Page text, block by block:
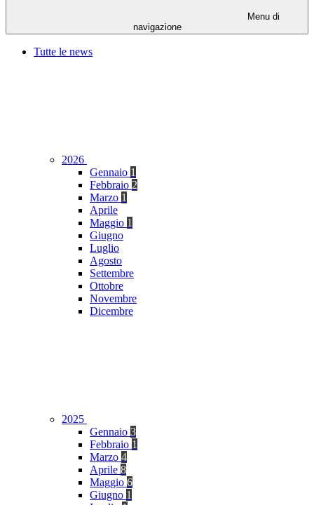
Menu di
navigazione
Tutte le news
2026
Gennaio 1
Febbraio 2
Marzo 1
Aprile
Maggio 1
Giugno
Luglio
Agosto
Settembre
Ottobre
Novembre
Dicembre
2025
Gennaio 3
Febbraio 1
Marzo 4
Aprile 8
Maggio 6
Giugno 1